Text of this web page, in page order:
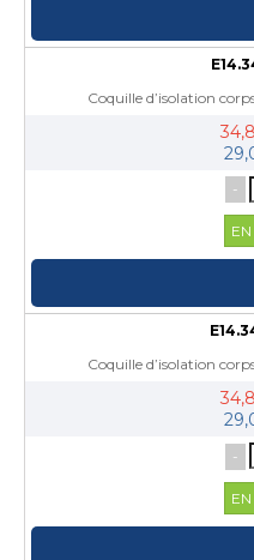
Coquille d’isolation
-
Coquille d’isolation
-